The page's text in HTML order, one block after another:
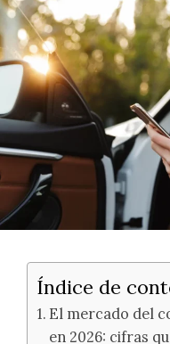
Índice de
El mercado del
en 2026: cifras